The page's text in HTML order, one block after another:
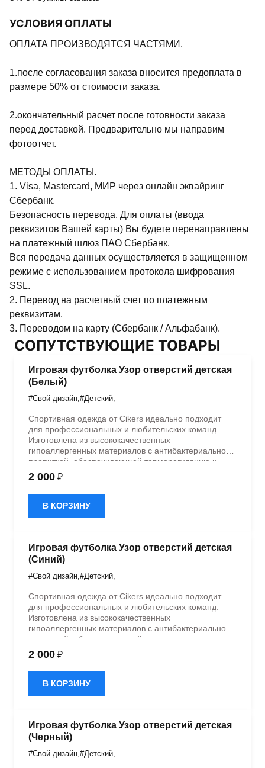
УСЛОВИЯ ОПЛАТЫ
ОПЛАТА ПРОИЗВОДЯТСЯ ЧАСТЯМИ.
1.после согласования заказа вносится предоплата в
размере 50% от стоимости заказа.
2.окончательный расчет после готовности заказа
перед доставкой. Предварительно мы направим
фотоотчет.
МЕТОДЫ ОПЛАТЫ.
1. Visa, Mastercard, МИР через онлайн эквайринг
Сбербанк.
Безопасность перевода. Для оплаты (ввода
реквизитов Вашей карты) Вы будете перенаправлены
на платежный шлюз ПАО Сбербанк.
Вся передача данных осуществляется в защищенном
режиме с использованием протокола шифрования
SSL.
2. Перевод на расчетный счет по платежным
реквизитам.
3. Переводом на карту (Сбербанк / Альфабанк).
СОПУТСТВУЮЩИЕ ТОВАРЫ
Игровая футболка Узор отверстий детская
(Белый)
#Свой дизайн #Детский
Спортивная одежда от Cikers идеально подходит
для профессиональных и любительских команд.
Изготовлена из высококачественных
гипоаллергенных материалов с антибактериальной
пропиткой, обеспечивающей терморегуляцию и
быстрое влагоотведение. Одежда обладает
эластичностью в 5 направлениях и стильным
дизайном.
2 000 ₽
В КОРЗИНУ
Игровая футболка Узор отверстий детская
(Синий)
#Свой дизайн #Детский
Спортивная одежда от Cikers идеально подходит
для профессиональных и любительских команд.
Изготовлена из высококачественных
гипоаллергенных материалов с антибактериальной
пропиткой, обеспечивающей терморегуляцию и
быстрое влагоотведение. Одежда обладает
эластичностью в 5 направлениях и стильным
дизайном.
2 000 ₽
В КОРЗИНУ
Игровая футболка Узор отверстий детская
(Черный)
#Свой дизайн #Детский